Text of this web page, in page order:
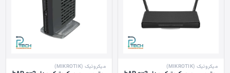
میکروتیک (MIKROTIK) میکروتیک (MIKROTIK)